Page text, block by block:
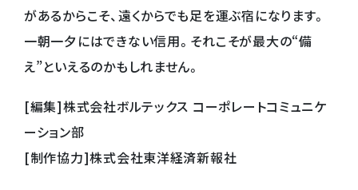
があるからこそ、遠くからでも足を運ぶ宿になります。
一朝一夕にはできない信用。それこそが最大の“備
え”といえるのかもしれません。
[編集]株式会社ボルテックス コーポレートコミュニケ
ーション部
[制作協力]株式会社東洋経済新報社